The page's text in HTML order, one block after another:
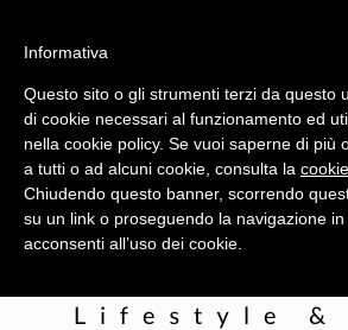
Informativa
Questo sito o gli strumenti terzi da questo
di cookie necessari al funzionamento ed
nella cookie policy. Se vuoi saperne di più
a tutti o ad alcuni cookie, consulta la
Chiudendo questo banner, scorrendo
su un link o proseguendo la navigazione in
acconsenti all’uso dei cookie.